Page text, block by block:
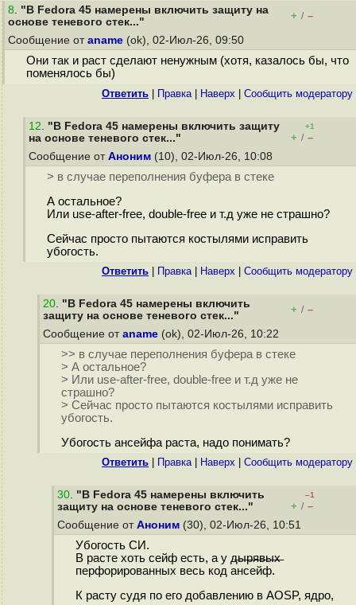
8. "В Fedora 45 намерены включить защиту на
основе теневого стек..."
+ / –
Сообщение от aname (ok), 02-Июл-26, 09:50
Они так и раст сделают ненужным (хотя, казалось бы, что
поменялось бы)
Ответить Правка| Наверх Cообщить модератору
12. "В Fedora 45 намерены включить защиту
на основе теневого стек..."
+1
+ / –
Сообщение от Аноним (10), 02-Июл-26, 10:08
> в случае переполнения буфера в стеке
А остальное?
Или use-after-free, double-free и т.д уже не страшно?
Сейчас просто пытаются костылями исправить
убогость.
Ответить Правка| Наверх Cообщить модератору
20. "В Fedora 45 намерены включить
защиту на основе теневого стек..."
+ / –
Сообщение от aname (ok), 02-Июл-26, 10:22
>> в случае переполнения буфера в стеке
> А остальное?
> Или use-after-free, double-free и т.д уже не
страшно?
> Сейчас просто пытаются костылями исправить
убогость.
Убогость ансейфа раста, надо понимать?
Ответить Правка| Наверх Cообщить модератору
30. "В Fedora 45 намерены включить
защиту на основе теневого стек..."
–1
+ / –
Сообщение от Аноним (30), 02-Июл-26, 10:51
Убогость СИ.
В расте хоть сейф есть, а у д̶ы̶р̶я̶в̶ы̶х̶
перфорированных весь код ансейф.
К расту судя по его добавлению в AOSP, ядро,